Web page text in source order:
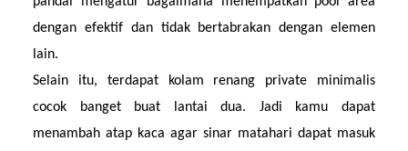
dengan efektif dan tidak bertabrakan dengan elemen
lain.
Selain itu, terdapat kolam renang private minimalis
cocok banget buat lantai dua. Jadi kamu dapat
menambah atap kaca agar sinar matahari dapat masuk